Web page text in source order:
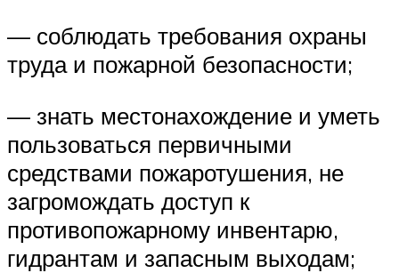
— соблюдать требования охраны
труда и пожарной безопасности;
— знать местонахождение и уметь
пользоваться первичными
средствами пожаротушения, не
загромождать доступ к
противопожарному инвентарю,
гидрантам и запасным выходам;